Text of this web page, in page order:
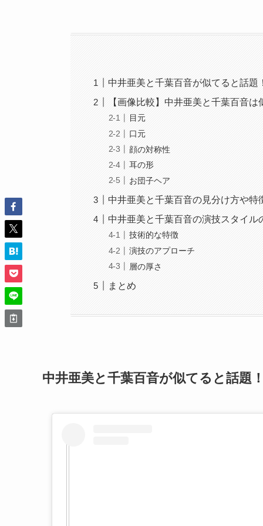
中井亜美と千葉百音が似てると話題
【画像比較】中井亜美と千葉百音
目元
口元
顔の対称性
耳の形
お団子ヘア
中井亜美と千葉百音の見分け方や特
中井亜美と千葉百音の演技スタイル
技術的な特徴
演技のアプローチ
層の厚さ
まとめ
中井亜美と千葉百音が似てると話題